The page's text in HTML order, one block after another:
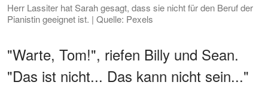
Herr Lassiter hat Sarah gesagt, dass sie nicht für den Beruf der
Pianistin geeignet ist. | Quelle: Pexels
"Warte, Tom!", riefen Billy und Sean.
"Das ist nicht... Das kann nicht sein..."